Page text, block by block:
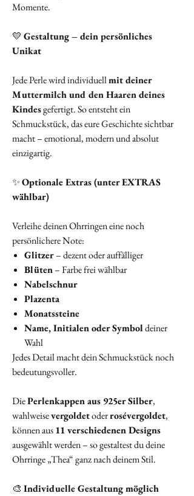
Momente.
💛 Gestaltung – dein persönliches
Unikat
Jede Perle wird individuellmit deiner
Muttermilch und den Haaren deines
Kindesgefertigt. So entsteht ein
Schmuckstück, das eure Geschichte sichtbar
macht – emotional, modern und absolut
einzigartig.
✨Optionale Extras (unter EXTRAS
wählbar)
Verleihe deinen Ohrringen eine noch
persönlichere Note:
Glitzer– dezent oder auffälliger
Blüten– Farbe frei wählbar
Nabelschnur
Plazenta
Monatssteine
Name, Initialen oder Symboldeiner
Wahl
Jedes Detail macht dein Schmuckstück noch
bedeutungsvoller.
DiePerlenkappen aus 925er Silber,
wahlweisevergoldetoderrosévergoldet,
können aus11 verschiedenen Designs
ausgewählt werden – so gestaltest du deine
Ohrringe „Thea“ ganz nach deinem Stil.
🎨 Individuelle Gestaltung möglich